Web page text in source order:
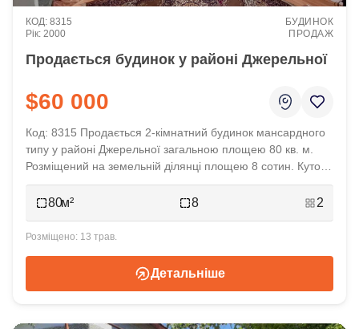
Продається будинок у районі Джерельної
Код: 8315 Продається 2-кімнатний будинок мансардного
типу у районі Джерельної загальною площею 80 кв. м.
Розміщений на земельній ділянці площею 8 сотин. Кутова
рівна ділянка, одна сторона виходить у ліс. Вулиця
заселена. Вода технічна. Заведено електропостачання.
2000
8315
БУДИНОК
ПРОДАЖ
13 трав.
$60 000
80 8 2
Детальніше